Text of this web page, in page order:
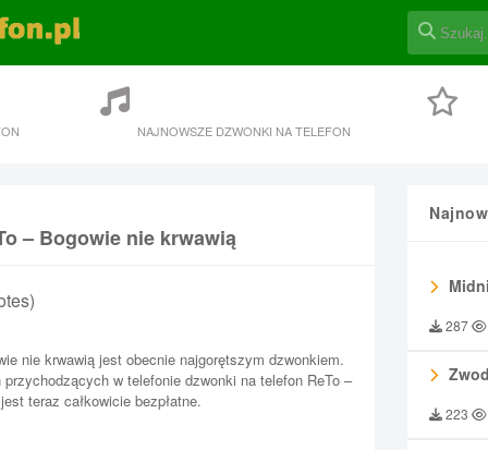
NAJNOWSZE DZWONKI NA TELEFON
– Bogowie nie krwawią
nie krwawią jest obecnie najgorętszym dzwonkiem.
w telefonie dzwonki na telefon ReTo –
teraz całkowicie bezpłatne.
287
223